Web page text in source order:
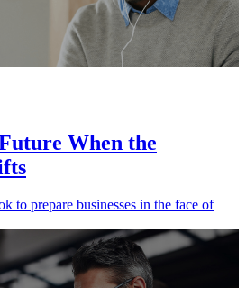
When the
prepare businesses in the face of